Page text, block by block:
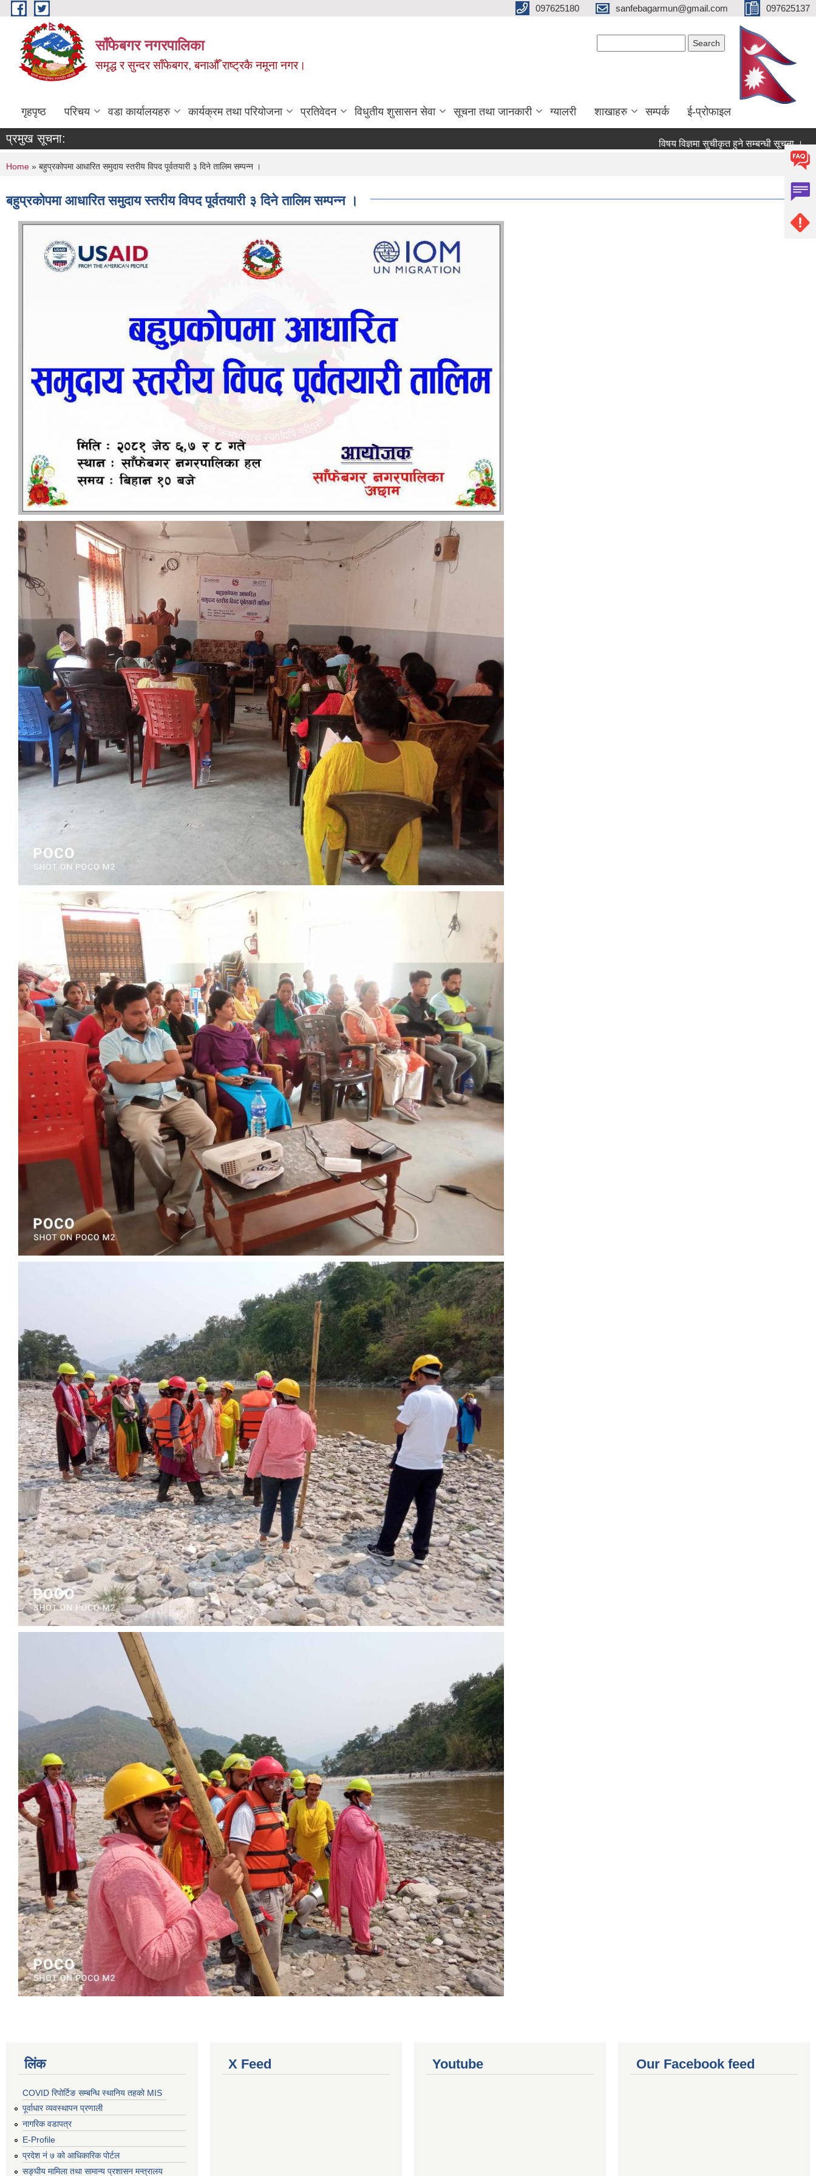
Skip to main content 097625180 sanfebagarmun@gmail.com 097625137
साँफेबगर नगरपालिका
समृद्ध र सुन्दर साँफेबगर, बनाऔँ राष्ट्रकै नमूना नगर।
गृहपृष्ठ परिचय वडा कार्यालयहरु कार्यक्रम तथा परियोजना प्रतिवेदन विधुतीय शुसासन सेवा सूचना तथा जानकारी ग्यालरी शाखाहरु सम्पर्क ई-प्रोफाइल
प्रमुख सूचना: विषय विज्ञमा सुचीकृत हुने सम्बन्धी सूचना । सम्पति
You are here
Home » बहुप्रकोपमा आधारित समुदाय स्तरीय विपद पूर्वतयारी ३ दिने तालिम सम्पन्न ।
बहुप्रकोपमा आधारित समुदाय स्तरीय विपद पूर्वतयारी ३ दिने तालिम सम्पन्न ।
लिंक
COVID रिपोर्टिङ सम्बन्धि स्थानिय तहको MIS
पूर्वाधार व्यवस्थापन प्रणाली
नागरिक वडापत्र
E-Profile
प्रदेश नं ७ को आधिकारिक पोर्टल
सङ्घीय मामिला तथा सामान्य प्रशासन मन्त्रालय
X Feed Youtube Our Facebook feed